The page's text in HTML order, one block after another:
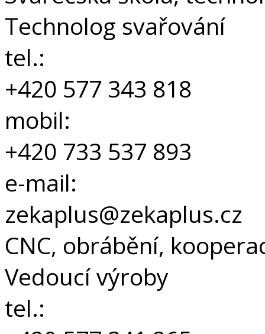
Technolog svařování
tel.:
+420 577 343 818
mobil:
+420 733 537 893
e-mail:
zekaplus@zekaplus.cz
CNC, obrábění,
Vedoucí výroby
tel.: